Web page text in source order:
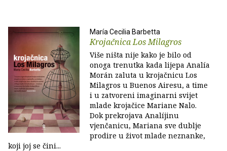
María Cecilia Barbetta
Krojačnica Los Milagros
Više ništa nije kako je bilo od
onoga trenutka kada lijepa Analía
Morán zaluta u krojačnicu Los
Milagros u Buenos Airesu, a time
i u zatvoreni imaginarni svijet
mlade krojačice Mariane Nalo.
Dok prekrojava Analíjinu
vjenčanicu, Mariana sve dublje
prodire u život mlade neznanke,
koji joj se čini...